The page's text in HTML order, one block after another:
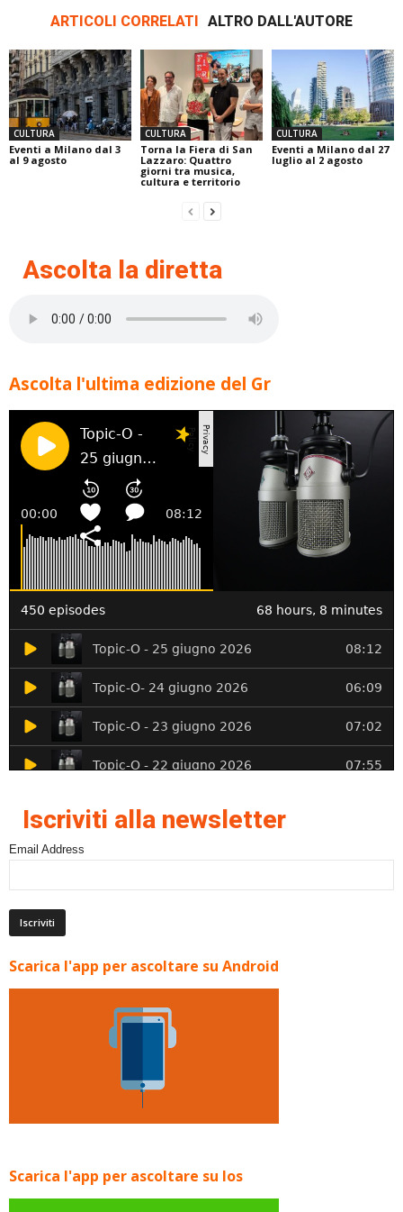
ARTICOLI CORRELATI ALTRO DALL'AUTORE
CULTURA
Eventi a Milano dal 3
al 9 agosto
CULTURA
Torna la Fiera di San
Lazzaro: Quattro
giorni tra musica,
cultura e territorio
CULTURA
Eventi a Milano dal 27
luglio al 2 agosto
Ascolta la diretta
Ascolta l'ultima edizione del Gr
Iscriviti alla newsletter
Email Address
Scarica l'app per ascoltare su Android
Scarica l'app per ascoltare su Ios